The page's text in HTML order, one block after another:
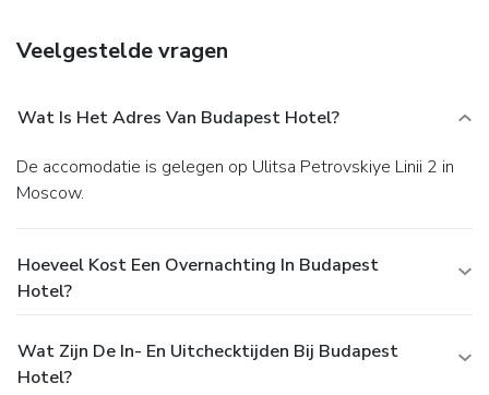
Veelgestelde vragen
Wat Is Het Adres Van Budapest Hotel?
De accomodatie is gelegen op Ulitsa Petrovskiye Linii 2 in
Moscow.
Hoeveel Kost Een Overnachting In Budapest
Hotel?
Wat Zijn De In- En Uitchecktijden Bij Budapest
Hotel?